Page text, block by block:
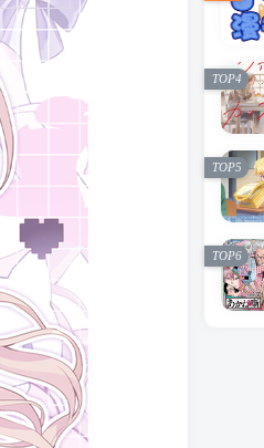
TOP4
TOP5
TOP6
「
TOP2
TOP3
TOP4